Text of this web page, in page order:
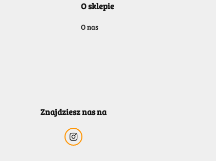
BENASSI/GALGI
O sklepie
O nas
Znajdziesz nas na